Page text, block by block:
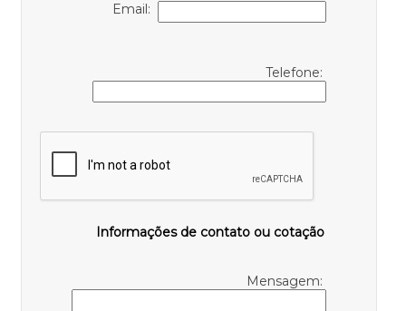
Email:
Telefone:
Informações de contato ou cotação
Mensagem: